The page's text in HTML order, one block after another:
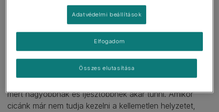
A lihegés már súlyos tünet
Az már látszik, hogy milyen jelentősége lehet a tünetnek,
de mit tehetünk ellene? Érdemes figyelni az állatot, mert
egyéb jelek is utalhatnak arra, hogy a cicánk bajban van.
pupillák kitágulása, ahátracsapott fül, az
mert nagyobbnak és ijesztőbbnek akar tűnni. Amikor
cicánk már nem tudja kezelni a kellemetlen helyzetet,
Adatvédelmi beállítások
Összes elutasítása
Elfogadom